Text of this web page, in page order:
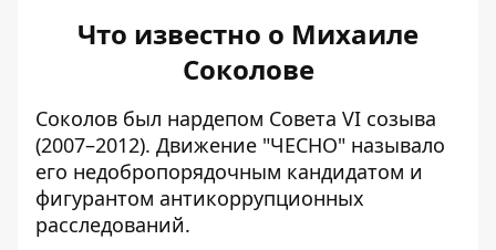
Что известно о Михаиле
Соколове
Соколов был нардепом Совета VI созыва
(2007–2012). Движение "ЧЕСНО" называло
его недобропорядочным кандидатом и
фигурантом антикоррупционных
расследований.